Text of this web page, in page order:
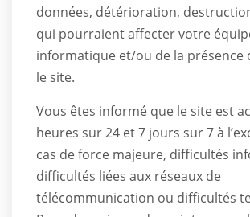
données, détérioration,
qui pourraient affecter votre
informatique et/ou de la présence
le site.
Vous êtes informé que le site est
heures sur 24 et 7 jours sur 7 à
cas de force majeure, difficultés
difficultés liées aux réseaux de
télécommunication ou difficultés